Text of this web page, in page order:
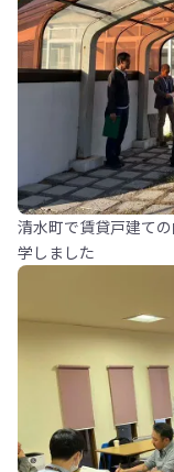
清水町で賃貸戸建て
学しました